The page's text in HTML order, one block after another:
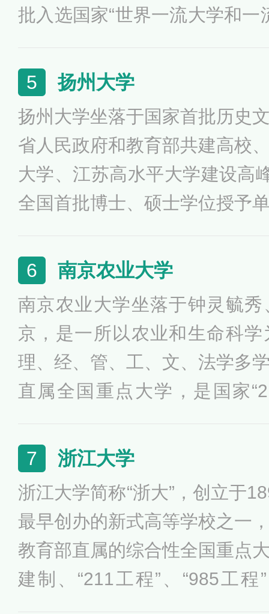
批入选国家“世界一流大学和一
选“双一流”建设学科。建校以
学研紧密结合的特色办学之路
化建设和农业科教事业发展作
5 扬州大学
扬州大学坐落于国家首批历史
省人民政府和教育部共建高校
大学、江苏高水平大学建设高
全国首批博士、硕士学位授予
供了有益的经验，被中央领导
一面旗帜”。荣获国家级节约
江苏省平安校园建设示范高校
校等荣誉。
6 南京农业大学
南京农业大学坐落于钟灵毓
京，是一所以农业和生命科
理、经、管、工、文、法学多
直属全国重点大学，是国家
入选111计划、2011计划、高
划、高等学校学科创新引智计
培养试验计划、卓越农林人才
设高水平大学公派研究生项目
7 浙江大学
浙江大学简称“浙大”，创立于
最早创办的新式高等学校之一
教育部直属的综合性全国重点
建制、“211工程”、“985工